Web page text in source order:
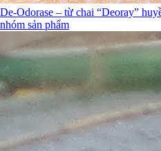
De-Odorase – từ chai “Deoray”
nhóm sản phẩm